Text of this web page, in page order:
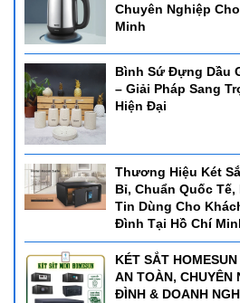
Chuyên Nghiệp
Minh
Bình Sứ Đựng Dầu
– Giải Pháp Sang
Hiện Đại
Thương Hiệu Két
Bỉ, Chuẩn Quốc
Tin Dùng Cho
Đình Tại Hồ Chí
KÉT SẮT
AN TOÀN, CHUYÊN
ĐÌNH & DOANH